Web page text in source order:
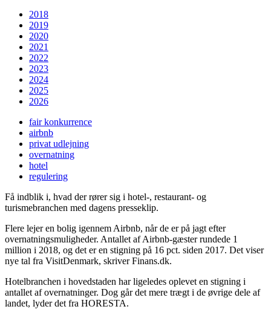
2018
2019
2020
2021
2022
2023
2024
2025
2026
fair konkurrence
airbnb
privat udlejning
overnatning
hotel
regulering
Få indblik i, hvad der rører sig i hotel-, restaurant- og
turismebranchen med dagens presseklip.
Flere lejer en bolig igennem Airbnb, når de er på jagt efter
overnatningsmuligheder. Antallet af Airbnb-gæster rundede 1
million i 2018, og det er en stigning på 16 pct. siden 2017. Det viser
nye tal fra VisitDenmark, skriver Finans.dk.
Hotelbranchen i hovedstaden har ligeledes oplevet en stigning i
antallet af overnatninger. Dog går det mere trægt i de øvrige dele af
landet, lyder det fra HORESTA.